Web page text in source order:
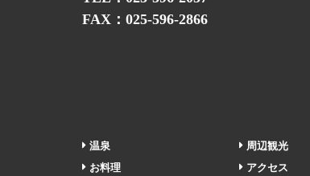
FAX：025-596-2866
温泉
お料理
周辺観光
アクセス